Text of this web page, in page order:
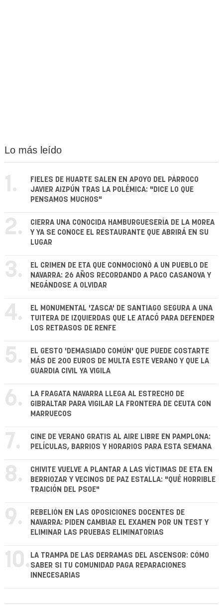
Lo más leído
1.
FIELES DE HUARTE SALEN EN APOYO DEL PÁRROCO
JAVIER AIZPÚN TRAS LA POLÉMICA: "DICE LO QUE
PENSAMOS MUCHOS"
2.
CIERRA UNA CONOCIDA HAMBURGUESERÍA DE LA MOREA
Y YA SE CONOCE EL RESTAURANTE QUE ABRIRÁ EN SU
LUGAR
3.
EL CRIMEN DE ETA QUE CONMOCIONÓ A UN PUEBLO DE
NAVARRA: 26 AÑOS RECORDANDO A PACO CASANOVA Y
NEGÁNDOSE A OLVIDAR
4.
EL MONUMENTAL 'ZASCA' DE SANTIAGO SEGURA A UNA
TUITERA DE IZQUIERDAS QUE LE ATACÓ PARA DEFENDER
LOS RETRASOS DE RENFE
5.
EL GESTO 'DEMASIADO COMÚN' QUE PUEDE COSTARTE
MÁS DE 200 EUROS DE MULTA ESTE VERANO Y QUE LA
GUARDIA CIVIL YA VIGILA
6.
LA FRAGATA NAVARRA LLEGA AL ESTRECHO DE
GIBRALTAR PARA VIGILAR LA FRONTERA DE CEUTA CON
MARRUECOS
7.
CINE DE VERANO GRATIS AL AIRE LIBRE EN PAMPLONA:
PELÍCULAS, BARRIOS Y HORARIOS PARA ESTA SEMANA
8.
CHIVITE VUELVE A PLANTAR A LAS VÍCTIMAS DE ETA EN
BERRIOZAR Y VECINOS DE PAZ ESTALLA: "QUÉ HORRIBLE
TRAICIÓN DEL PSOE"
9.
REBELIÓN EN LAS OPOSICIONES DOCENTES DE
NAVARRA: PIDEN CAMBIAR EL EXAMEN POR UN TEST Y
ELIMINAR LAS PRUEBAS ELIMINATORIAS
10. LA TRAMPA DE LAS DERRAMAS DEL ASCENSOR: CÓMO
SABER SI TU COMUNIDAD PAGA REPARACIONES
INNECESARIAS